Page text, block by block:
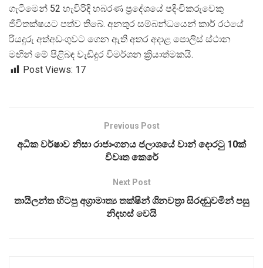
ගැටීමෙන් 52 හැවිරිදි හබරණ ප්රදේශයේ පදිංචිකරුවෙකු
ජීවිතක්ෂයට පත්ව තිබේ. අනතුර සම්බන්ධයෙන් කාර් රථයේ
රියදුරු අත්අඩංගුවට ගෙන ඇති අතර අදාළ පොලිස් ස්ථාන
මඟින් මේ පිළිබඳ වැඩිදුර විමර්ශන ක්රියාත්මකයි.
Post Views: 17
Previous Post
අධික වර්ෂාව නිසා රාජාංගනය ජලාශයේ වාන් දොරටු 10ක්
විවෘත කෙරේ
Next Post
තායිලන්ත හිටපු අග්‍රාමාත්‍ය තක්ෂින් ශිනවත්‍රා සිරදඬුවමින් පසු
නිදහස් වෙයි